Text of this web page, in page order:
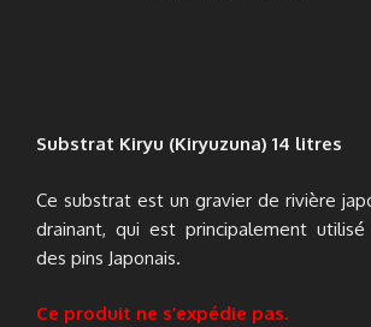
Substrat Kiryu (Kiryuzuna) 14 litres
Ce substrat est un gravier de rivière
drainant, qui est principalement
des pins Japonais.
Ce produit ne s’expédie pas.